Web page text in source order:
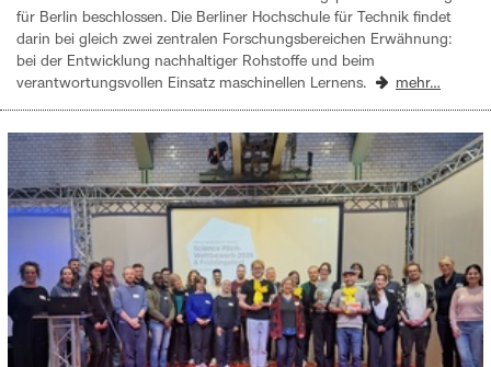
für Berlin beschlossen. Die Berliner Hochschule für Technik findet
darin bei gleich zwei zentralen Forschungsbereichen Erwähnung:
bei der Entwicklung nachhaltiger Rohstoffe und beim
verantwortungsvollen Einsatz maschinellen Lernens.
mehr…